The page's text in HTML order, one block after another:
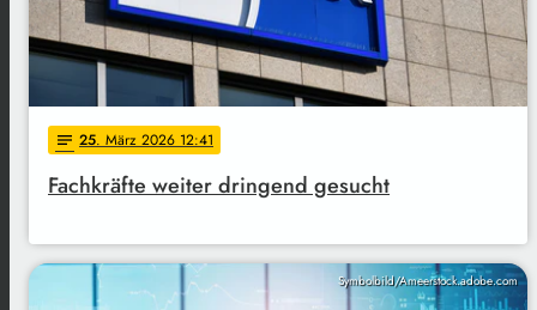
notes 25. März 2026 12:41
Fachkräfte weiter dringend gesucht
Symbolbild/Ameerstock.adobe.com